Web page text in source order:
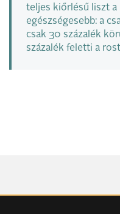
teljes kiőrlésű liszt a
egészségesebb: a
csak 30 százalék
százalék feletti a